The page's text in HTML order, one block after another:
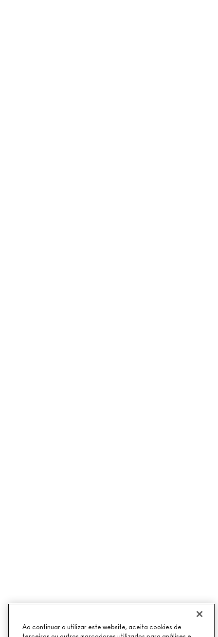
Ao continuar a utilizar este website, aceita cookies de